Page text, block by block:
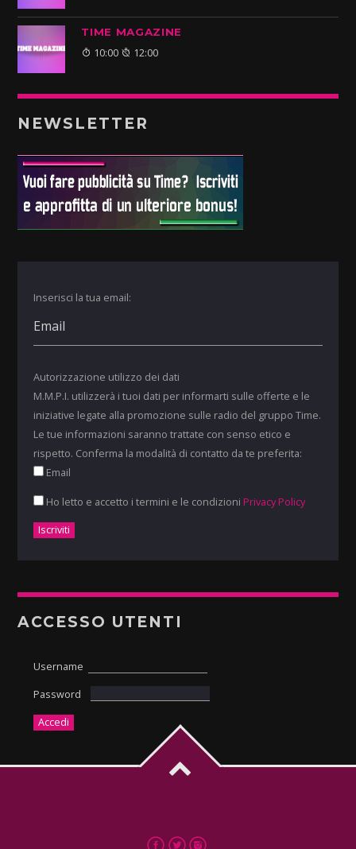
TIME MAGAZINE
10:00 12:00
NEWSLETTER
Inserisci la tua email:
Autorizzazione utilizzo dei dati
M.M.P.I. utilizzerà i tuoi dati per informarti sulle offerte e le
iniziative legate alla promozione sulle radio del gruppo Time.
Le tue informazioni saranno trattate con senso etico e
rispetto. Conferma la modalità di contatto da te preferita:
Email
Ho letto e accetto i termini e le condizioni Privacy Policy
ACCESSO UTENTI
Username
Password